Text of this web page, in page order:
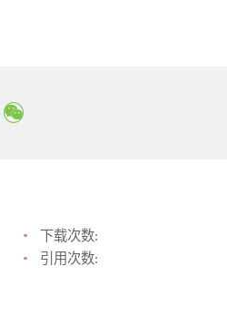
下载次数:
引用次数: